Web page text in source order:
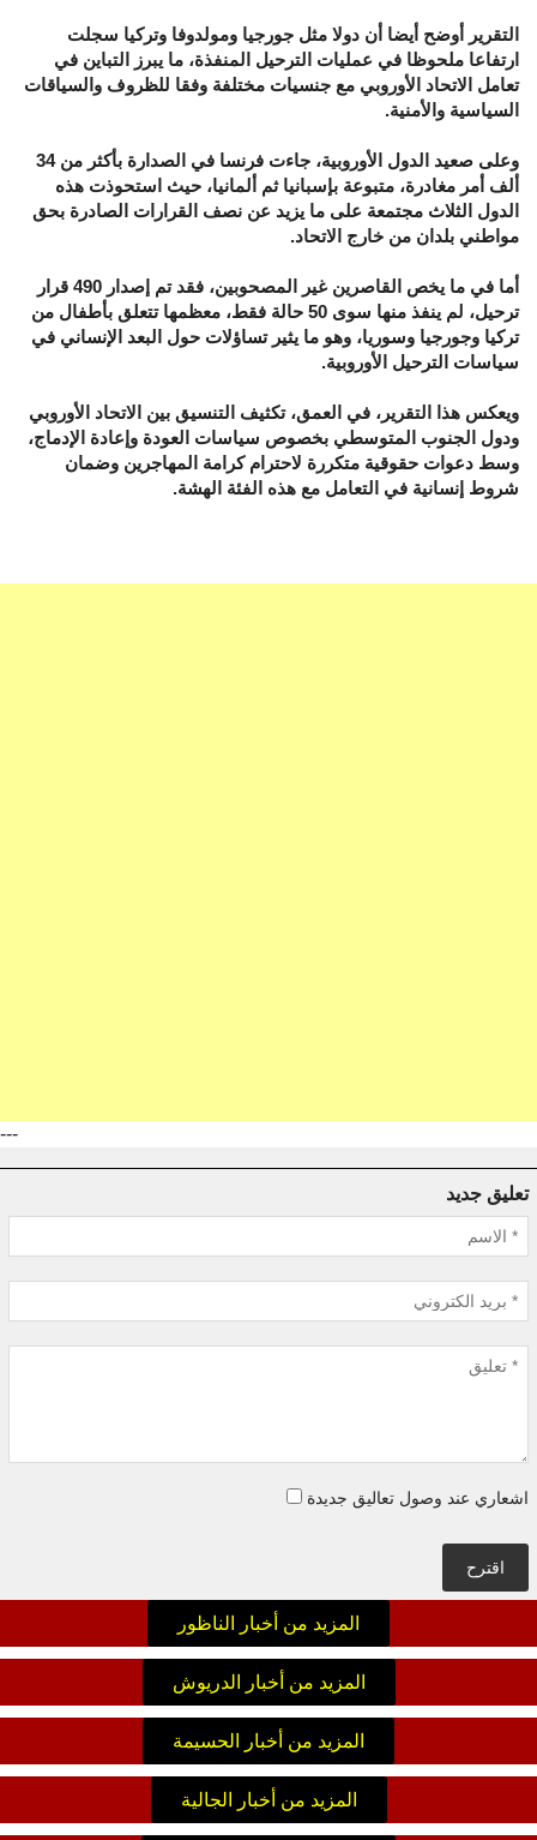
التقرير أوضح أيضا أن دولا مثل جورجيا ومولدوفا وتركيا سجلت
ارتفاعا ملحوظا في عمليات الترحيل المنفذة، ما يبرز التباين في
تعامل الاتحاد الأوروبي مع جنسيات مختلفة وفقا للظروف والسياقات
السياسية والأمنية.
وعلى صعيد الدول الأوروبية، جاءت فرنسا في الصدارة بأكثر من 34
ألف أمر مغادرة، متبوعة بإسبانيا ثم ألمانيا، حيث استحوذت هذه
الدول الثلاث مجتمعة على ما يزيد عن نصف القرارات الصادرة بحق
مواطني بلدان من خارج الاتحاد.
أما في ما يخص القاصرين غير المصحوبين، فقد تم إصدار 490 قرار
ترحيل، لم ينفذ منها سوى 50 حالة فقط، معظمها تتعلق بأطفال من
تركيا وجورجيا وسوريا، وهو ما يثير تساؤلات حول البعد الإنساني في
سياسات الترحيل الأوروبية.
ويعكس هذا التقرير، في العمق، تكثيف التنسيق بين الاتحاد الأوروبي
ودول الجنوب المتوسطي بخصوص سياسات العودة وإعادة الإدماج،
وسط دعوات حقوقية متكررة لاحترام كرامة المهاجرين وضمان
شروط إنسانية في التعامل مع هذه الفئة الهشة.
---
تعليق جديد
اشعاري عند وصول تعاليق جديدة
اقترح
المزيد من أخبار الناظور
المزيد من أخبار الدريوش
المزيد من أخبار الحسيمة
المزيد من أخبار الجالية